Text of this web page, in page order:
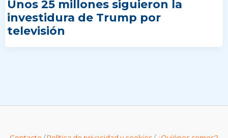
Unos 25 millones siguieron la
investidura de Trump por
televisión